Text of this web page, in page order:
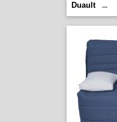
Duault
...